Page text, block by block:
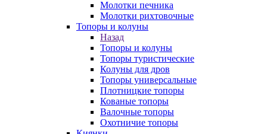
Молотки печника
Молотки рихтовочные
Топоры и колуны
Назад
Топоры и колуны
Топоры туристические
Колуны для дров
Топоры универсальные
Плотницкие топоры
Кованые топоры
Валочные топоры
Охотничие топоры